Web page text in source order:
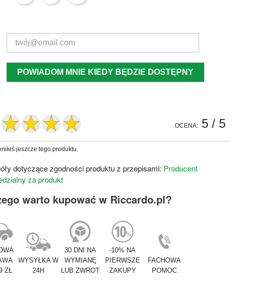
POWIADOM MNIE KIEDY BĘDZIE DOSTĘPNY
OCENA: 5/ 5
jeszcze tego produktu.
dotyczące zgodności produktu z przepisami: Producent
za produkt
warto kupować w Riccardo.pl?
ZŁ
WYSYŁKA W
24H
30 DNI NA
WYMIANĘ
LUB ZWROT
-10% NA
PIERWSZE
ZAKUPY
FACHOWA
POMOC